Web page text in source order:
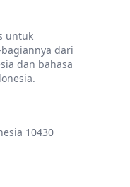
untuk
dari
dan bahasa
10430